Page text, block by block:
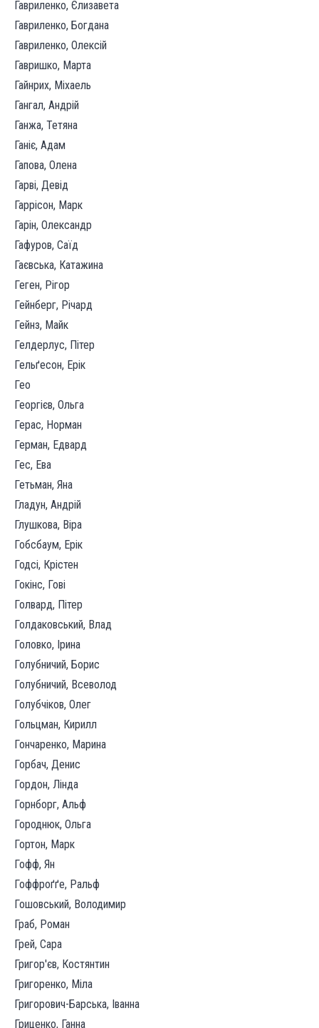
Гавриленко, Єлизавета
Гавриленко, Богдана
Гавриленко, Олексій
Гавришко, Марта
Гайнрих, Міхаель
Гангал, Андрій
Ганжа, Тетяна
Ганіє, Адам
Гапова, Олена
Гарві, Девід
Гаррісон, Марк
Гарін, Олександр
Гафуров, Саїд
Гаєвська, Катажина
Геген, Рігор
Гейнберг, Річард
Гейнз, Майк
Гелдерлус, Пітер
Гельґесон, Ерік
Гео
Георгієв, Ольга
Герас, Норман
Герман, Едвард
Гес, Ева
Гетьман, Яна
Гладун, Андрій
Глушкова, Віра
Гобсбаум, Ерік
Годсі, Крістен
Гокінс, Гові
Голвард, Пітер
Голдаковський, Влад
Головко, Ірина
Голубничий, Борис
Голубничий, Всеволод
Голубчіков, Олег
Гольцман, Кирилл
Гончаренко, Марина
Горбач, Денис
Гордон, Лінда
Горнборг, Альф
Городнюк, Ольга
Гортон, Марк
Гофф, Ян
Гоффроґґе, Ральф
Гошовський, Володимир
Граб, Роман
Грей, Сара
Григор'єв, Костянтин
Григоренко, Міла
Григорович-Барська, Іванна
Гриценко, Ганна